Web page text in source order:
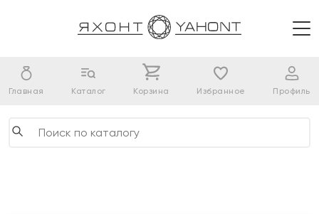
Главная Каталог Корзина Избранное Профиль